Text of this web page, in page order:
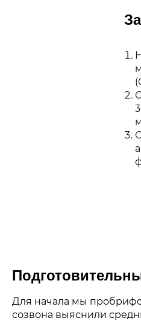
Для начала мы
созвона выяснили